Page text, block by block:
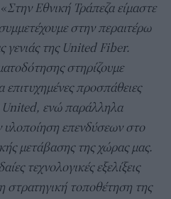
Στην Εθνική Τράπεζα είμαστε
στην περαιτέρω
γενιάς της United Fiber.
στηρίζουμε
επιτυχημένες προσπάθειες
United, ενώ παράλληλα
υλοποίηση επενδύσεων στο
μετάβασης της χώρας μας.
τεχνολογικές εξελίξεις
στρατηγική τοποθέτηση της